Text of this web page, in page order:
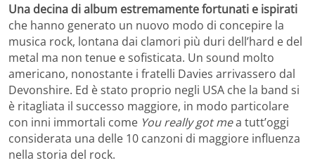
Una decina di album estremamente fortunati e ispirati
che hanno generato un nuovo modo di concepire la
musica rock, lontana dai clamori più duri dell’hard e del
metal ma non tenue e sofisticata. Un sound molto
americano, nonostante i fratelli Davies arrivassero dal
Devonshire. Ed è stato proprio negli USA che la band si
è ritagliata il successo maggiore, in modo particolare
con inni immortali come You really got mea tutt’oggi
considerata una delle 10 canzoni di maggiore influenza
nella storia del rock.